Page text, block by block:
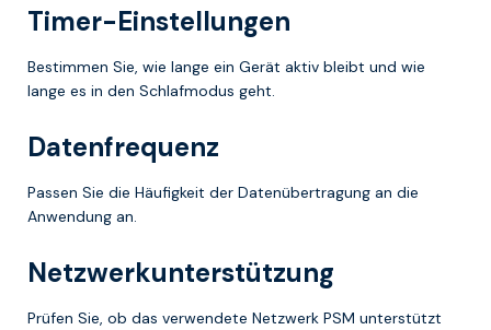
Timer-Einstellungen
Bestimmen Sie, wie lange ein Gerät aktiv bleibt und wie
lange es in den Schlafmodus geht.
Datenfrequenz
Passen Sie die Häufigkeit der Datenübertragung an die
Anwendung an.
Netzwerkunterstützung
Prüfen Sie, ob das verwendete Netzwerk PSM unterstützt